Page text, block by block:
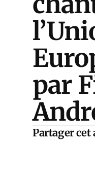
par
Partager cet